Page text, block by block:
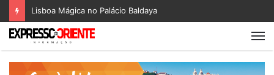
Lisboa Mágica no Palácio Baldaya